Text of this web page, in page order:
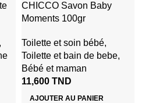
,
CHICCO Savon Baby
Moments 100gr
Toilette et soin bébé,
Toilette et bain de bebe,
Bébé et maman
11,600 TND
AJOUTER AU PANIER